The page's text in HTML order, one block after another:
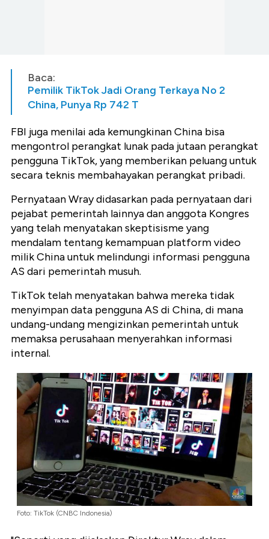
Baca:
Pemilik TikTok Jadi Orang Terkaya No 2
China, Punya Rp 742 T
FBI juga menilai ada kemungkinan China bisa
mengontrol perangkat lunak pada jutaan perangkat
pengguna TikTok, yang memberikan peluang untuk
secara teknis membahayakan perangkat pribadi.
Pernyataan Wray didasarkan pada pernyataan dari
pejabat pemerintah lainnya dan anggota Kongres
yang telah menyatakan skeptisisme yang
mendalam tentang kemampuan platform video
milik China untuk melindungi informasi pengguna
AS dari pemerintah musuh.
TikTok telah menyatakan bahwa mereka tidak
menyimpan data pengguna AS di China, di mana
undang-undang mengizinkan pemerintah untuk
memaksa perusahaan menyerahkan informasi
internal.
Foto: TikTok (CNBC Indonesia)